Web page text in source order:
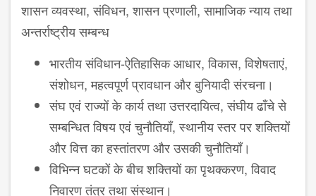
शासन व्यवस्था, संविधन, शासन प्रणाली, सामाजिक न्याय तथा
अन्तर्राष्ट्रीय सम्बन्ध
भारतीय संविधान-ऐतिहासिक आधार, विकास, विशेषताएं,
संशोधन, महत्वपूर्ण प्रावधान और बुनियादी संरचना।
संघ एवं राज्यों के कार्य तथा उत्तरदायित्व, संघीय ढाँचे से
सम्ब​न्धित विषय एवं चुनौतियाँ, स्थानीय स्तर पर शक्तियों
और वित्त का हस्तांतरण और उसकी चुनौतियाँ।
विभिन्न घटकों के बीच शक्तियों का पृथक्करण, विवाद
निवारण तंत्र तथा संस्थान।